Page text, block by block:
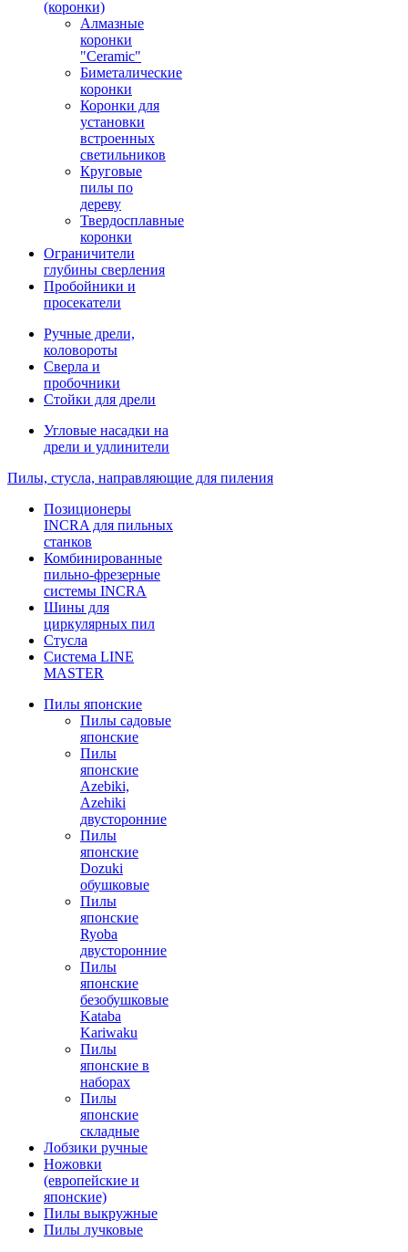
(коронки)
Алмазные
коронки
"Ceramic"
Биметалические
коронки
Коронки для
установки
встроенных
светильников
Круговые
пилы по
дереву
Твердосплавные
коронки
Ограничители
глубины сверления
Пробойники и
просекатели
Ручные дрели,
коловороты
Сверла и
пробочники
Стойки для дрели
Угловые насадки на
дрели и удлинители
Пилы, стусла, направляющие для пиления
Позиционеры
INCRA для пильных
станков
Комбинированные
пильно-фрезерные
системы INCRA
Шины для
циркулярных пил
Стусла
Система LINE
MASTER
Пилы японские
Пилы садовые
японские
Пилы
японские
Azebiki,
Azehiki
двусторонние
Пилы
японские
Dozuki
обушковые
Пилы
японские
Ryoba
двусторонние
Пилы
японские
безобушковые
Kataba
Kariwaku
Пилы
японские в
наборах
Пилы
японские
складные
Лобзики ручные
Ножовки
(европейские и
японские)
Пилы выкружные
Пилы лучковые